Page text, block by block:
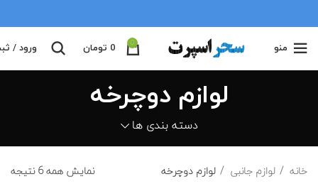
منو 0
0 تومان ورود /
لوازم دوچرخه
دسته بندی ها
خانه لوازم جانبی لوازم دوچرخه نمایش همه 6 نتیجه